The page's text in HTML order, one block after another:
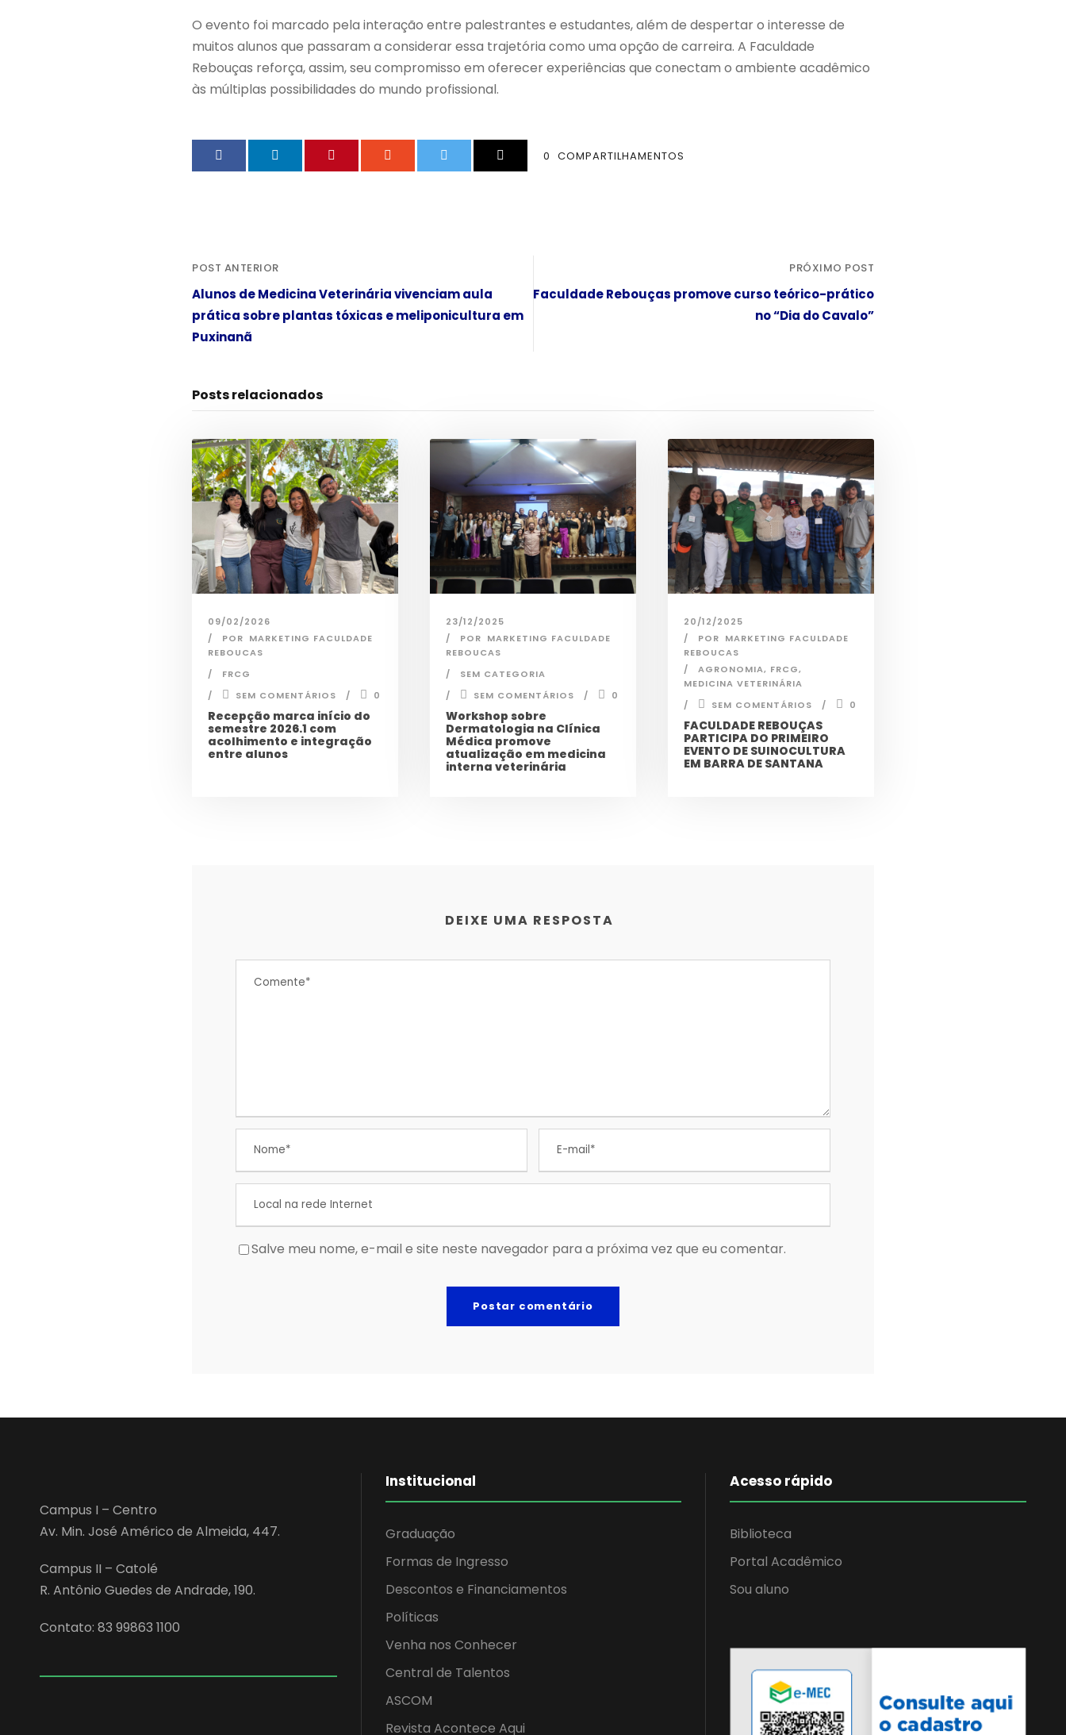
O evento foi marcado pela interação entre palestrantes e estudantes, além de despertar o interesse de
muitos alunos que passaram a considerar essa trajetória como uma opção de carreira. A Faculdade
Rebouças reforça, assim, seu compromisso em oferecer experiências que conectam o ambiente acadêmico
às múltiplas possibilidades do mundo profissional.
0 COMPARTILHAMENTOS
POST ANTERIOR
Alunos de Medicina Veterinária vivenciam aula
prática sobre plantas tóxicas e meliponicultura em
Puxinanã
PRÓXIMO POST
Faculdade Rebouças promove curso teórico-prático
no “Dia do Cavalo”
Posts relacionados
09/02/2026
POR MARKETING FACULDADE
REBOUCAS
FRCG
SEM COMENTÁRIOS
0
Recepção marca início do
semestre 2026.1 com
acolhimento e integração
entre alunos
23/12/2025
POR MARKETING FACULDADE
REBOUCAS
SEM CATEGORIA
SEM COMENTÁRIOS
0
Workshop sobre
Dermatologia na Clínica
Médica promove
atualização em medicina
interna veterinária
20/12/2025
POR MARKETING FACULDADE
REBOUCAS
AGRONOMIA, FRCG,
MEDICINA VETERINÁRIA
SEM COMENTÁRIOS
0
FACULDADE REBOUÇAS
PARTICIPA DO PRIMEIRO
EVENTO DE SUINOCULTURA
EM BARRA DE SANTANA
DEIXE UMA RESPOSTA
Salve meu nome, e-mail e site neste navegador para a próxima vez que eu comentar.
Campus I – Centro
Av. Min. José Américo de Almeida, 447.
Campus II – Catolé
R. Antônio Guedes de Andrade, 190.
Contato: 83 99863 1100
Institucional
Graduação
Formas de Ingresso
Descontos e Financiamentos
Políticas
Venha nos Conhecer
Central de Talentos
ASCOM
Revista Acontece Aqui
Acesso rápido
Biblioteca
Portal Acadêmico
Sou aluno